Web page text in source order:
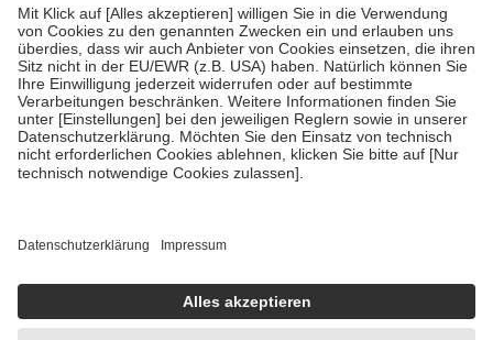
fallenkeine Zuzahlungenan bei:
• Kindern und Jugendlichen bis zum vollendeten 18. Lebensjahr
mit Ausnahme der Fahrkosten
• Untersuchungen zur Vorsorge und Früherkennung, die von der
GKV getragen werden
• empfohlenen Schutzimpfungen
• Harn- und Blutteststreifen
getroffen, um sicherzustellen, dass es sich um echte Bewertungen
https://help.etrusted.com/hc/de/articles/4419944605341
Einige Bilder und Inhalte wurden unter Zuhilfenahme künstlicher